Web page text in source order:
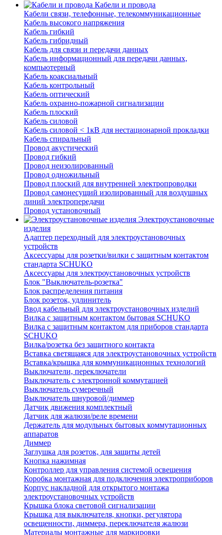
Кабели и провода
Кабели связи, телефонные, телекоммуникационные
Кабель высокого напряжения
Кабель гибкий
Кабель гибридный
Кабель для связи и передачи данных
Кабель информационный для передачи данных,
компьютерный
Кабель коаксиальный
Кабель контрольный
Кабель оптический
Кабель охранно-пожарной сигнализации
Кабель плоский
Кабель силовой
Кабель силовой < 1кВ для нестационарной прокладки
Кабель спиральный
Провод акустический
Провод гибкий
Провод неизолированный
Провод одножильный
Провод плоский для внутренней электропроводки
Провод самонесущий изолированный для воздушных
линий электропередачи
Провод установочный
Электроустановочные
изделия
Адаптер переходный для электроустановочных
устройств
Аксессуары для розетки/вилки с защитным контактом
стандарта SCHUKO
Аксессуары для электроустановочных устройств
Блок "Выключатель-розетка"
Блок распределения питания
Блок розеток, удлинитель
Ввод кабельный для электроустановочных изделий
Вилка с защитным контактом бытовая SCHUKO
Вилка с защитным контактом для приборов стандарта
SCHUKO
Вилка/розетка без защитного контакта
Вставка светящаяся для электроустановочных устройств
Вставка/крышка для коммуникационных технологий
Выключатели, переключатели
Выключатель с электронной коммутацией
Выключатель сумеречный
Выключатель шнуровой/диммер
Датчик движения комплектный
Датчик для жалюзи/реле времени
Держатель для модульных бытовых коммутационных
аппаратов
Диммер
Заглушка для розеток, для защиты детей
Кнопка нажимная
Контроллер для управления системой освещения
Коробка монтажная для подключения электроприборов
Корпус накладной для открытого монтажа
электроустановочных устройств
Крышка блока световой сигнализации
Крышка для выключателя, кнопки, регулятора
освещенности, диммера, переключателя жалюзи
Материалы монтажные для маркировки